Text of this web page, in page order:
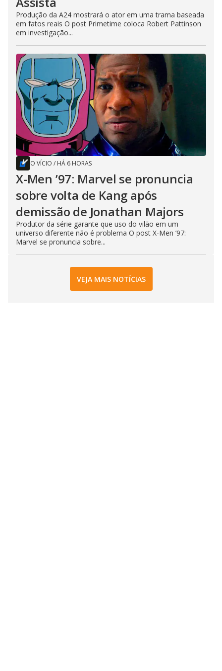
Produção da A24 mostrará o ator em uma trama baseada
em fatos reais O post Primetime coloca Robert Pattinson
em investigação...
O VÍCIO / HÁ 6 HORAS
X-Men ’97: Marvel se pronuncia
sobre volta de Kang após
demissão de Jonathan Majors
Produtor da série garante que uso do vilão em um
universo diferente não é problema O post X-Men ’97:
Marvel se pronuncia sobre...
VEJA MAIS NOTÍCIAS